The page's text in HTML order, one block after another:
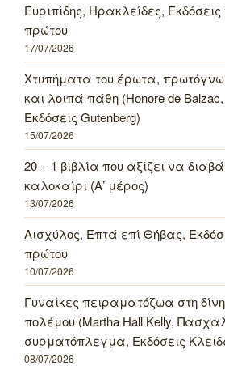
Ευριπίδης, Ηρακλείδες, Εκδόσεις
πρώτου
17/07/2026
Χτυπήματα του έρωτα,
και λοιπά πάθη (Honore de
Εκδόσεις Gutenberg)
15/07/2026
20 + 1 βιβλία που αξίζει να
καλοκαίρι (Α’ μέρος)
13/07/2026
Αισχύλος, Επτά επί Θήβας,
πρώτου
10/07/2026
Γυναίκες πειραματόζωα στη
πολέμου (Martha Hall Kelly,
συρματόπλεγμα, Εκδόσεις
08/07/2026